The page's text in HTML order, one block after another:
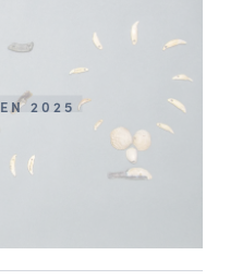
EN 2025